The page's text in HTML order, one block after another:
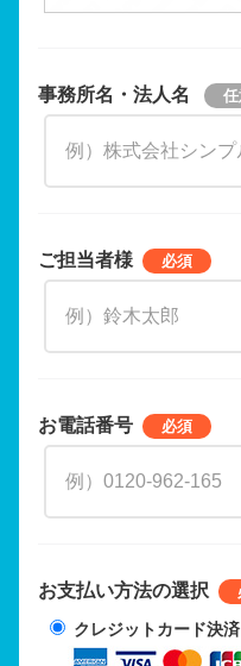
事務所名・法人名
ご担当者様
お電話番号
お支払い方法の選択
クレジットカード決済